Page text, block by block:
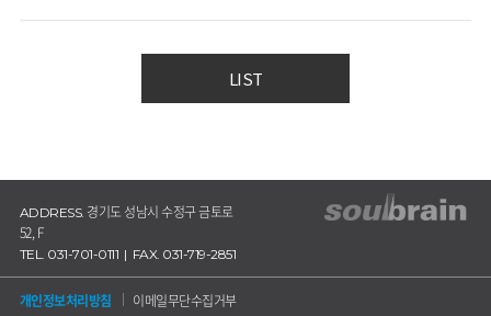
LIST
ADDRESS. 경기도 성남시 수정구 금토로
52, F
TEL. 031-701-0111 | FAX. 031-719-2851
개인정보처리방침
이메일무단수집거부